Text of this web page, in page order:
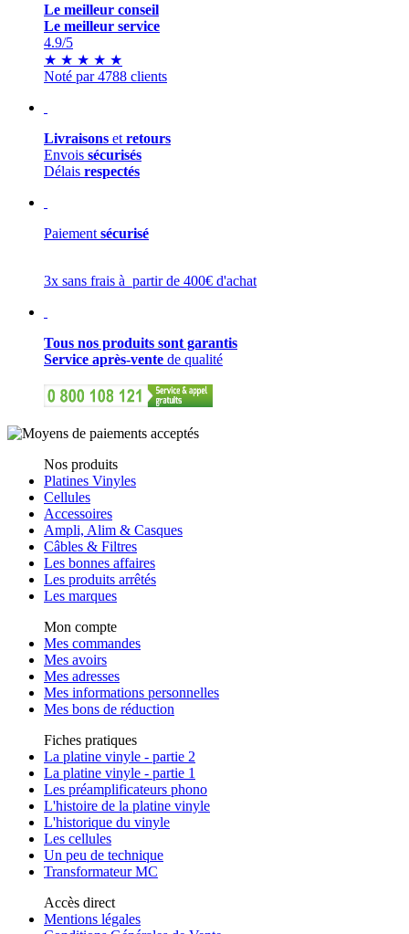
Le meilleur conseil
Le meilleur service
4.9/5
★ ★ ★ ★ ★
Noté par 4788 clients
Livraisons et retours
Envois sécurisés
Délais respectés
Paiement sécurisé
3x sans frais à partir de 400€ d'achat
Tous nos produits sont garantis
Service après-vente de qualité
Nos produits
Platines Vinyles
Cellules
Accessoires
Ampli, Alim & Casques
Câbles & Filtres
Les bonnes affaires
Les produits arrêtés
Les marques
Mon compte
Mes commandes
Mes avoirs
Mes adresses
Mes informations personnelles
Mes bons de réduction
Fiches pratiques
La platine vinyle - partie 2
La platine vinyle - partie 1
Les préamplificateurs phono
L'histoire de la platine vinyle
L'historique du vinyle
Les cellules
Un peu de technique
Transformateur MC
Accès direct
Mentions légales